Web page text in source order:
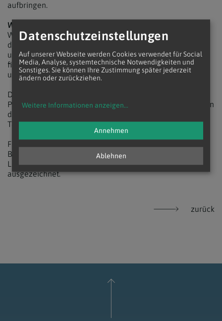
aufbringen.
Was das Besondere des Pfarrhofs ist?
Wimmer: „Er bildet jetzt das Zentrum der Gemeinde und
der Pfarrgemeinschaft mit Büros für Priester, Kaplan usw.
und bietet Platz für die Priesterwohnung. Darüber hinaus
finden zahlreiche kulturelle Veranstaltungen in und rund
um den Pfarrhof statt.
Der Pfarrhof bietet nicht nur der Gottesdienstgemeinde
Platz, sondern allen Menschen. Sei es durch Vermietungen
der Räumlichkeiten für Feiern aller Art oder für
Tanzkurse.“
Für ihr Engagement bei der Pfarrhof-Renovierung wurde
Brigitta Kalina mit der Ehrennadel in Gold mit
Lorbeerkranz der Marktgemeinde Gaweinstal
ausgezeichnet.
zurück
Datenschutzeinstellungen
Auf unserer Webseite werden Cookies verwendet für Social
Media, Analyse, systemtechnische Notwendigkeiten und
Sonstiges. Sie können Ihre Zustimmung später jederzeit
ändern oder zurückziehen.
Weitere Informationen anzeigen...
Ablehnen
Annehmen